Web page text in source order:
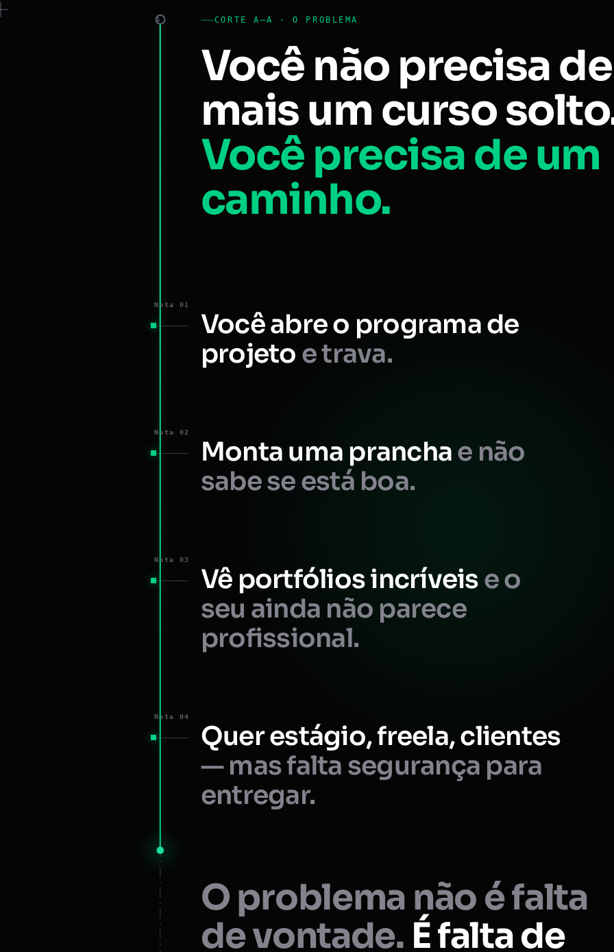
A CORTE A–A · O PROBLEMA
Você não precisa de
mais um curso
Você precisa de um
caminho.
Nota 01
Você abre o programa de
projeto e trava.
Nota 02
Monta uma pranchae não
sabe se está boa.
Nota 03
Vê portfólios incríveise o
seu ainda não parece
profissional.
Nota 04
Quer estágio, freela, clientes
— mas falta segurança para
entregar.
O problema não é falta
de vontade. É falta de